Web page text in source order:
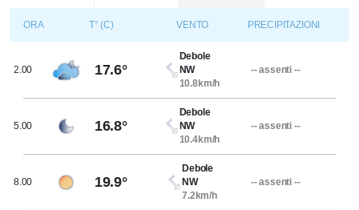
ORA T° (C) VENTO PRECIPITAZIONI
2.00 17.6°
Debole
NW
10.8km/h
-- assenti --
5.00 16.8°
Debole
NW
10.4km/h
-- assenti --
8.00 19.9°
Debole
NW
7.2km/h
-- assenti --